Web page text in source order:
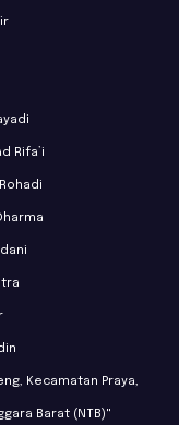
Rifa’i
Kecamatan Praya,
Barat (NTB)"